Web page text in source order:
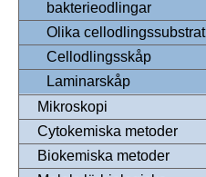
bakterieodlingar
Olika cellodlingssubstrat
Cellodlingsskåp
Laminarskåp
Mikroskopi
Cytokemiska metoder
Biokemiska metoder